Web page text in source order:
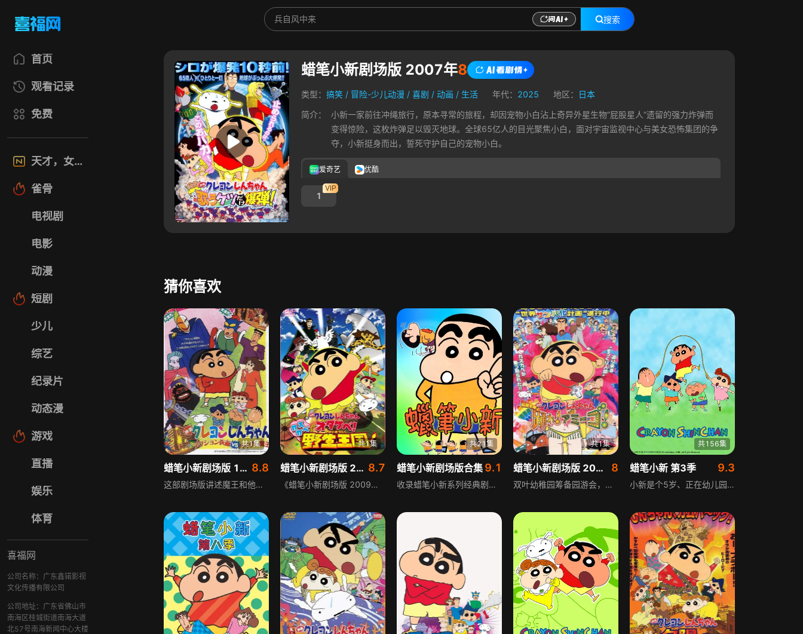
搜索
首页
观看记录
免费
天才，女友
雀骨
电视剧
电影
动漫
短剧
少儿
综艺
纪录片
动态漫
游戏
直播
娱乐
体育
喜福网
公司名称：广东鑫锘影视
文化传播有限公司
公司地址：广东省佛山市
南海区桂城街道南海大道
北57号南海新闻中心大楼
蜡笔小新剧场版 2007年8
类型： 搞笑 / 冒险-少儿动漫 / 喜剧 / 动画 / 生活 年代： 2025 地区：
日本
简介：
小新一家前往冲绳旅行，原本寻常的旅程，却因宠物小白沾上奇异外星生物“屁股星人”遗留的强力炸弹而
变得惊险，这枚炸弹足以毁灭地球。全球65亿人的目光聚焦小白，面对宇宙监视中心与美女恐怖集团的争
夺，小新挺身而出，誓死守护自己的宠物小白。
爱奇艺 优酷
1
VIP
猜你喜欢
共1集
蜡笔小新剧场版 1993年 8.8
这部剧场版讲述魔王和他的党羽肆虐，导致另一个世界的人纷纷变成开高叉泳装人，小新听了咪咪的双胞胎姊姊莉莉和博士的说明后，决定协助动感超人克服危机，于是和小白骑着博士特制的三轮车去找魔王，双方展开一场大战，他和动感超人能否打败魔王、挽救地球和平呢。
共1集
蜡笔小新剧场版 2009年 8.7
《蜡笔小新剧场版 2009年》讲述春日部正开展善待地球的环保活动，小新也参与捡垃圾，期间捡到一瓶看似美味的饮料，拿回家后被父母喝完，随后父母变成了鸡和豹，还逐渐不认识小新和小葵，春日部不少人也意外变成动物。小新与朋友们踏上解救亲友的冒险，途中遭遇诸多困难，小新与妈妈的母子亲情面临严峻考验。
共21集
蜡笔小新剧场版合集 9.1
收录蜡笔小新系列经典剧场版作品的合集，蜡笔小新以其独特的搞怪风格、温馨的家庭氛围深受各年龄段观众喜爱。剧场版延续了系列的核心设定，通常围绕小新一家或春日部防卫队展开，既有搞笑的日常趣事，也有充满冒险的奇幻故事，兼具欢乐、温情与治愈属性，适合全年龄段观众观看。
共1集
蜡笔小新剧场版 2006年 8
双叶幼稚园筹备园游会，往年跳春日部舞，松坂梅提议改跳森巴遭吉永绿、上尾真澄反对，不料次日吉永却主动向园长建议跳森巴。与此同时，春日部流传“克隆人”传言，阿呆告知伙伴，小新妈妈起初以为是谣传，随后野原一家在新超市接连遇到美冴、广志、小新的克隆人，背后的阴谋引人探寻。
共156集
蜡笔小新 第3季 9.3
小新是个5岁、正在幼儿园上学的小男孩，内心早熟，喜欢欣赏并搭讪美女。最初他与父亲广志、母亲美伢组成三人家族，后添加流浪狗小白，日子琐碎却温馨，随着故事展开，又加入新成员妹妹野原葵。作者臼井仪人从日常生活取材，叙述小新的日常故事，他调皮爱幻想，以儿童纯真眼光调侃世界，其独特的话语风格深受大小观众喜爱。